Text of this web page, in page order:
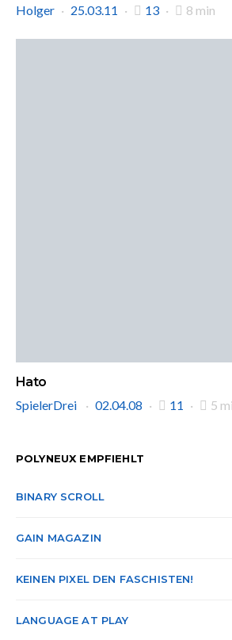
Holger
25.03.11 13 8 min
Hato
SpielerDrei
02.04.08 11 5
POLYNEUX EMPFIEHLT
BINARY SCROLL
GAIN MAGAZIN
KEINEN PIXEL DEN FASCHISTEN!
LANGUAGE AT PLAY